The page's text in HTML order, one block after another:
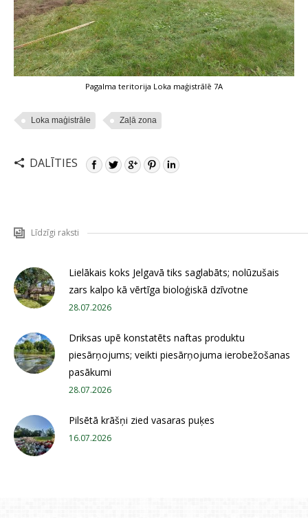
Pagalma teritorija Loka maģistrālē 7A
Loka maģistrāle Zaļā zona
DALĪTIES
Līdzīgi raksti
Lielākais koks Jelgavā tiks saglabāts; nolūzušais
zars kalpo kā vērtīga bioloģiskā dzīvotne
28.07.2026
Driksas upē konstatēts naftas produktu
piesārņojums; veikti piesārņojuma ierobežošanas
pasākumi
28.07.2026
Pilsētā krāšņi zied vasaras puķes
16.07.2026